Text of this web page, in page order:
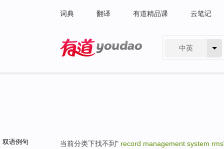
词典 翻译 有道精品课 云笔记
中英
双语例句 当前分类下找不到" record management system rms